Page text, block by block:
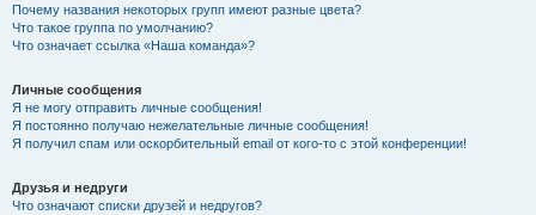
Почему названия некоторых групп имеют разные цвета?
Что такое группа по умолчанию?
Что означает ссылка «Наша команда»?
Личные сообщения
Я не могу отправить личные сообщения!
Я постоянно получаю нежелательные личные сообщения!
Я получил спам или оскорбительный email от кого-то с этой конференции!
Друзья и недруги
Что означают списки друзей и недругов?